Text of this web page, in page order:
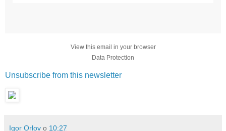
View this email in your browser
Data Protection
Unsubscribe from this newsletter
Igor Orlov о 10:27